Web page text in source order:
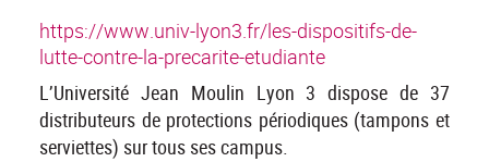
https://www.univ-lyon3.fr/les-dispositifs-de-
lutte-contre-la-precarite-etudiante
L’Université Jean Moulin Lyon 3 dispose de 37
distributeurs de protections périodiques (tampons et
serviettes) sur tous ses campus.